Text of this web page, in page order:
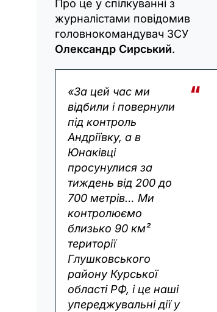
Про це у спілкуванні з
журналістами повідомив
головнокомандувач ЗСУ
Олександр Сирський.
«За цей час ми
відбили і повернули
під контроль
Андріївку, а в
Юнаківці
просунулися за
тиждень від 200 до
700 метрів… Ми
контролюємо
близько 90 км²
території
Глушковського
району Курської
області РФ, і це наші
упереджувальні дії у